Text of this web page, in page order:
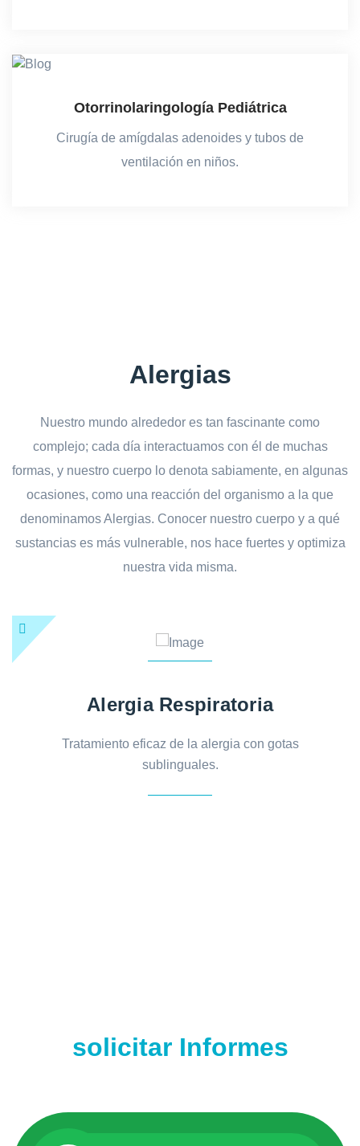
Otorrinolaringología Pediátrica
Cirugía de amígdalas adenoides y tubos de
ventilación en niños.
Alergias
Nuestro mundo alrededor es tan fascinante como
complejo; cada día interactuamos con él de muchas
formas, y nuestro cuerpo lo denota sabiamente, en algunas
ocasiones, como una reacción del organismo a la que
denominamos Alergias. Conocer nuestro cuerpo y a qué
sustancias es más vulnerable, nos hace fuertes y optimiza
nuestra vida misma.
Alergia Respiratoria
Tratamiento eficaz de la alergia con gotas
sublinguales.
solicitar Informes